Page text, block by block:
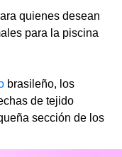
quienes desean
para la piscina
brasileño, los
de tejido
sección de los